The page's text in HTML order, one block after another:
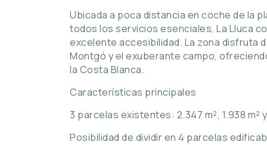
Ubicada a poca distancia en coche de la
todos los servicios esenciales, La Lluca
excelente accesibilidad. La zona disfruta
Montgó y el exuberante campo,
la Costa Blanca.
Características principales
3 parcelas existentes: 2.347 m², 1.938 m²
Posibilidad de dividir en 4 parcelas